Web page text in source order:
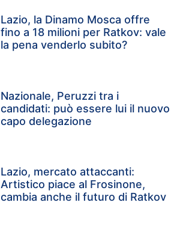
Lazio, la Dinamo Mosca offre
fino a 18 milioni per Ratkov: vale
la pena venderlo subito?
Nazionale, Peruzzi tra i
candidati: può essere lui il nuovo
capo delegazione
Lazio, mercato attaccanti:
Artistico piace al Frosinone,
cambia anche il futuro di Ratkov